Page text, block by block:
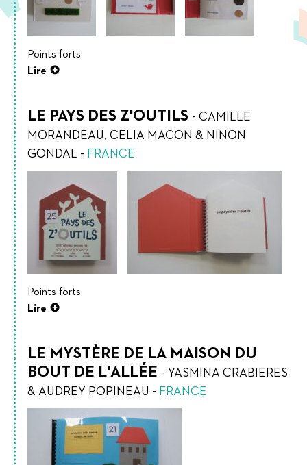
Points forts:
Lire
LE PAYS DES Z'OUTILS - CAMILLE
MORANDEAU, CELIA MACON & NINON
GONDAL - FRANCE
Points forts:
Lire
LE MYSTÈRE DE LA MAISON DU
BOUT DE L'ALLÉE - YASMINA CRABIERES
& AUDREY POPINEAU - FRANCE